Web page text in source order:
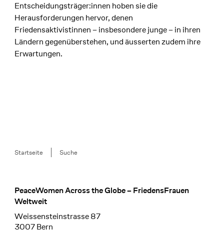
Entscheidungsträger:innen hoben sie die
Herausforderungen hervor, denen
Friedensaktivistinnen – insbesondere junge – in ihren
Ländern gegenüberstehen, und äusserten zudem ihre
Erwartungen.
Breadcrumb
Startseite Suche
Footer
PeaceWomen Across the Globe – FriedensFrauen
Weltweit
Weissensteinstrasse 87
3007 Bern